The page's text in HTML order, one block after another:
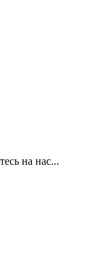
на нас...